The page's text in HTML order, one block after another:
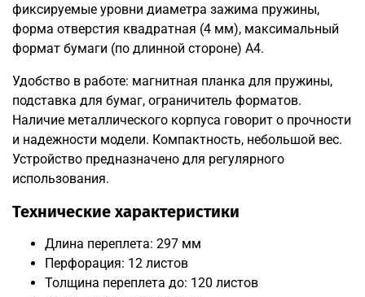
фиксируемые уровни диаметра зажима пружины,
форма отверстия квадратная (4 мм), максимальный
формат бумаги (по длинной стороне) А4.
Удобство в работе: магнитная планка для пружины,
подставка для бумаг, ограничитель форматов.
Наличие металлического корпуса говорит о прочности
и надежности модели. Компактность, небольшой вес.
Устройство предназначено для регулярного
использования.
Технические характеристики
Длина переплета: 297 мм
Перфорация: 12 листов
Толщина переплета до: 120 листов